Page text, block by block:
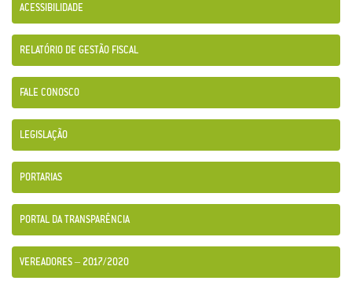
ACESSIBILIDADE
RELATÓRIO DE GESTÃO FISCAL
FALE CONOSCO
LEGISLAÇÃO
PORTARIAS
PORTAL DA TRANSPARÊNCIA
VEREADORES – 2017/2020